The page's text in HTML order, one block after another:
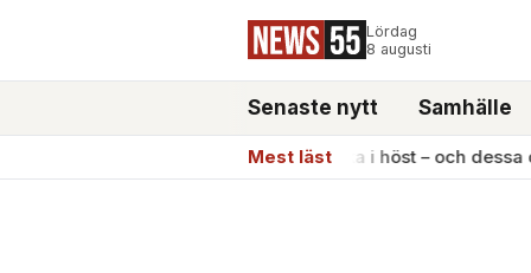
Lördag
8 augusti
Senaste nytt Samhälle
Mest läst
Elpriserna kommer öka i höst – och dessa